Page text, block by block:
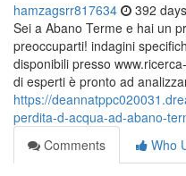
hamzagsrr817634 392
Sei a Abano Terme e hai un
preoccuparti! indagini
disponibili presso
di esperti è pronto ad
https://
perdita-d-acqua-ad-abano-
Comments
Who